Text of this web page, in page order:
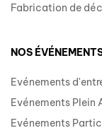
Fabrication de
NOS
Evénements
Evénements Plein
Evénements